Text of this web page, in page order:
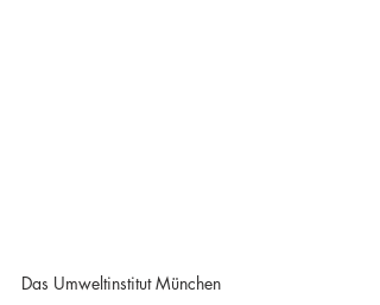
Das Umweltinstitut München